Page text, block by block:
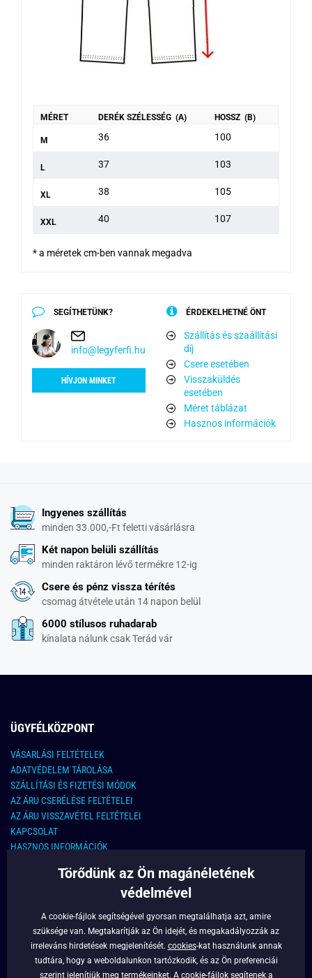
MÉRET DERÉK SZÉLESSÉG (A) HOSSZ (B)
M 36 100
L 37 103
XL 38 105
XXL 40 107
* a méretek cm-ben vannak megadva
SEGÍTHETÜNK?
info@legyferfi.hu
HÍVJON MINKET
ÉRDEKELHETNÉ ÖNT
Szállítás és szaállítási
díj
Csere esetében
Visszaküldés
esetében
Méret táblázat
Hasznos információk
Ingyenes szállítás
minden 33.000,-Ft feletti vásárlásra
Két napon belüli szállítás
minden raktáron lévő termékre 12-ig
Csere és pénz vissza térítés
csomag átvétele után 14 napon belül
6000 stílusos ruhadarab
kínalata nálunk csak Terád vár
ÜGYFÉLKÖZPONT
VÁSARLÁSI FELTÉTELEK
ADATVÉDELEM TÁROLÁSA
SZÁLLÍTÁSI ÉS FIZETÉSI MÓDOK
AZ ÁRU CSERÉLÉSE FELTÉTELEI
AZ ÁRU VISSZAVÉTEL FELTÉTELEI
KAPCSOLAT
HASZNOS INFORMÁCIÓK
KAPCSOLAT
info@legyferfi.hu
FONTOS INFORMÁCIÓK
RÓLUNK
Törődünk az Ön magánéletének
védelmével
A cookie-fájlok segítségével gyorsan megtalálhatja azt, amire
szüksége van. Megtakarítják az Ön idejét, és megakadályozzák az
irreleváns hirdetések megjelenítését. cookies-kat használunk annak
tudtára, hogy a weboldalunkon tartózkodik, és az Ön preferenciái
szerint jelenítjük meg termékeinket. A cookie-fájlok segítenek a